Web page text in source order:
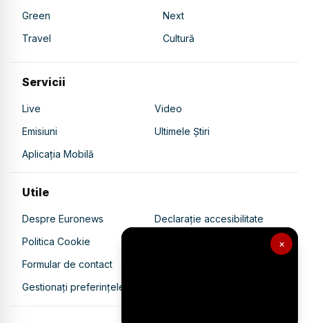
×
Green
Next
Travel
Cultură
Servicii
Live
Video
Emisiuni
Ultimele Știri
Aplicația Mobilă
Utile
Despre Euronews
Declarație accesibilitate
Politica Cookie
Politica de confidențialitate
Formular de contact
Gestionați preferințele